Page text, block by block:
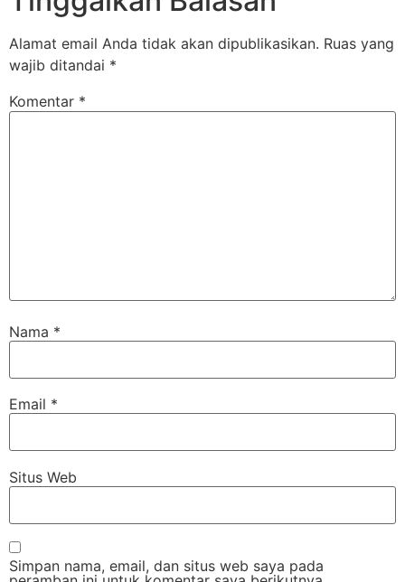
Alamat email Anda tidak akan dipublikasikan. Ruas yang
wajib ditandai *
Komentar *
Nama *
Email *
Situs Web
Simpan nama, email, dan situs web saya pada